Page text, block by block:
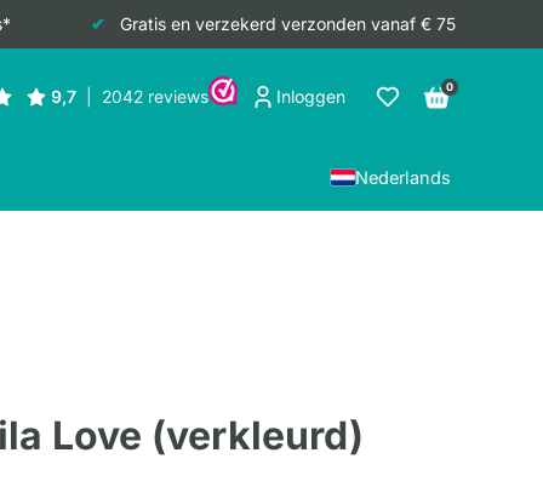
Gratis en verzekerd verzonden vanaf € 75
Inloggen 0
Nederlands
Love (verkleurd)